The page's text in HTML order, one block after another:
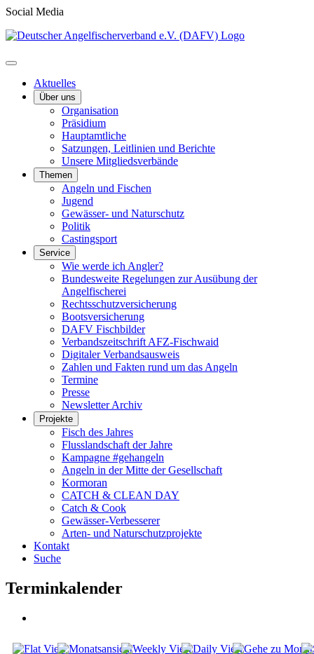
Social Media
Aktuelles
Über uns
Organisation
Präsidium
Hauptamtliche
Satzungen, Leitlinien und Berichte
Unsere Mitgliedsverbände
Themen
Angeln und Fischen
Jugend
Gewässer- und Naturschutz
Politik
Castingsport
Service
Wie werde ich Angler?
Bundesweite Regelungen zur Ausübung der
Angelfischerei
Rechtsschutzversicherung
Bootsversicherung
DAFV Fischbilder
Verbandszeitschrift AFZ-Fischwaid
Digitaler Verbandsausweis
Zahlen und Fakten rund um das Angeln
Termine
Presse
Newsletter Archiv
Projekte
Fisch des Jahres
Flusslandschaft der Jahre
Kampagne #gehangeln
Angeln in der Mitte der Gesellschaft
Kormoran
CATCH & CLEAN DAY
Catch & Cook
Gewässer-Verbesserer
Arten- und Naturschutzprojekte
Kontakt
Suche
Terminkalender